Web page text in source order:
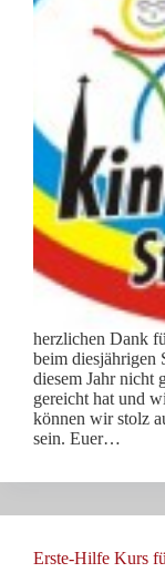
herzlichen Dank
beim diesjährigen
diesem Jahr nicht
gereicht hat und
können wir stolz
sein. Euer…
Erste-Hilfe Kurs